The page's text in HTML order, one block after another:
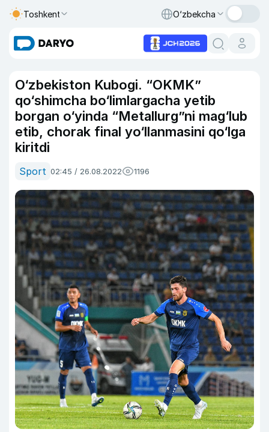
Toshkent O‘zbekcha
O‘zbekiston Kubogi. “OKMK”
qo‘shimcha bo‘limlargacha yetib
borgan o‘yinda “Metallurg”ni mag‘lub
etib, chorak final yo‘llanmasini qo‘lga
kiritdi
Sport 02:45 / 26.08.2022 1196